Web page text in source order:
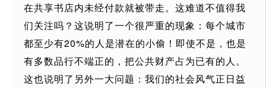
在共享书店内未经付款就被带走。这难道不值得我
们关注吗？这说明了一个很严重的现象：每个城市
都至少有20%的人是潜在的小偷！即使不是，也是
有多数品行不端正的，把公共财产占为已有的人。
这也说明了另外一大问题：我们的社会风气正日益